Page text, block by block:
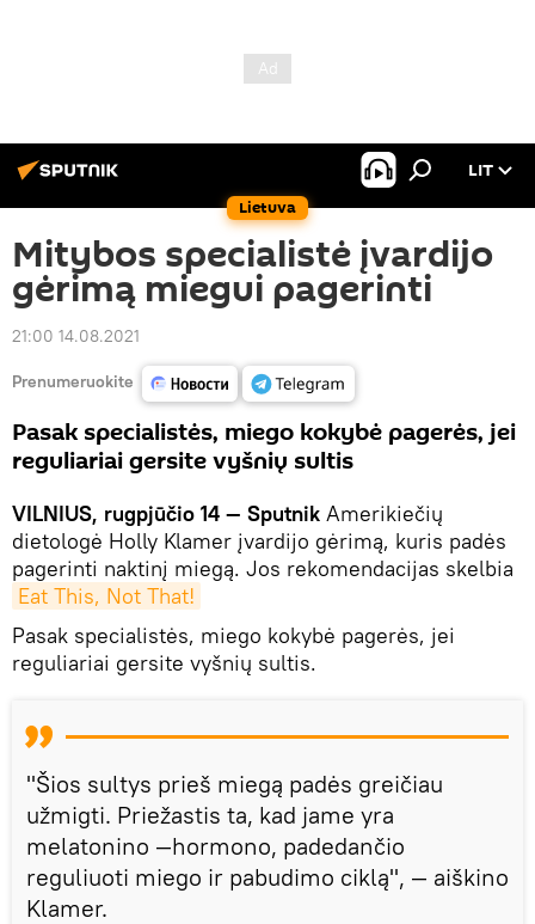
Lietuva
LIT
Mitybos specialistė įvardijo
gėrimą miegui pagerinti
21:00 14.08.2021
Prenumeruokite
Pasak specialistės, miego kokybė pagerės, jei
reguliariai gersite vyšnių sultis
VILNIUS, rugpjūčio 14 — Sputnik Amerikiečių
dietologė Holly Klamer įvardijo gėrimą, kuris padės
pagerinti naktinį miegą. Jos rekomendacijas skelbia
Eat This, Not That!
Pasak specialistės, miego kokybė pagerės, jei
reguliariai gersite vyšnių sultis.
"Šios sultys prieš miegą padės greičiau
užmigti. Priežastis ta, kad jame yra
melatonino —hormono, padedančio
reguliuoti miego ir pabudimo ciklą", — aiškino
Klamer.